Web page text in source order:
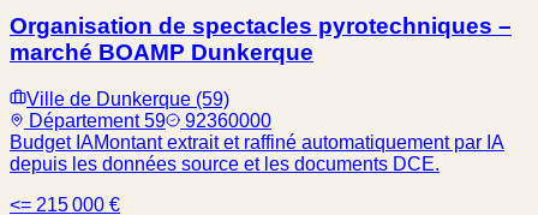
Organisation de spectacles pyrotechniques –
marché BOAMP Dunkerque
Ville de Dunkerque (59)
Département 59
92360000
Budget IAMontant extrait et raffiné automatiquement par IA
depuis les données source et les documents DCE.
<= 215 000 €